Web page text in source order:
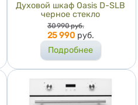
Духовой шкаф Oasis D-SLB
черное стекло
Цена
30 990 руб.
25 990 руб.
Подробнее